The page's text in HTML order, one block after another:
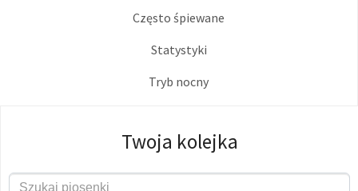
Często śpiewane
Statystyki
Tryb nocny
Twoja kolejka